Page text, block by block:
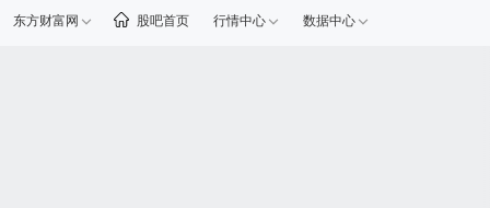
东方财富网 股吧首页 行情中心 数据中心